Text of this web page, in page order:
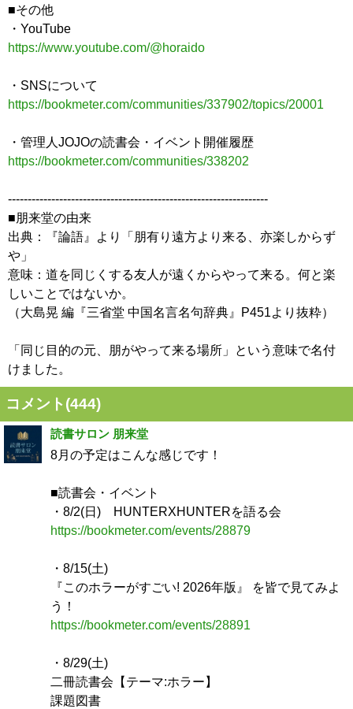
■その他
・YouTube
https://www.youtube.com/@horaido
・SNSについて
https://bookmeter.com/communities/337902/topics/20001
・管理人JOJOの読書会・イベント開催履歴
https://bookmeter.com/communities/338202
------------------------------------------------------------------
■朋来堂の由来
出典：『論語』より「朋有り遠方より来る、亦楽しからず
や」
意味：道を同じくする友人が遠くからやって来る。何と楽
しいことではないか。
（大島晃 編『三省堂 中国名言名句辞典』P451より抜粋）
「同じ目的の元、朋がやって来る場所」という意味で名付
けました。
コメント(444)
読書サロン 朋来堂
8月の予定はこんな感じです！
■読書会・イベント
・8/2(日) HUNTERXHUNTERを語る会
https://bookmeter.com/events/28879
・8/15(土)
『このホラーがすごい! 2026年版』 を皆で見てみよ
う！
https://bookmeter.com/events/28891
・8/29(土)
二冊読書会【テーマ:ホラー】
課題図書